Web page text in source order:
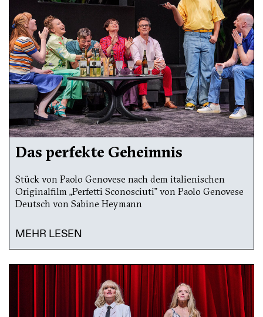
Das perfekte Geheimnis
Stück von Paolo Genovese nach dem italienischen
Originalfilm „Perfetti Sconosciuti” von Paolo Genovese
Deutsch von Sabine Heymann
MEHR LESEN